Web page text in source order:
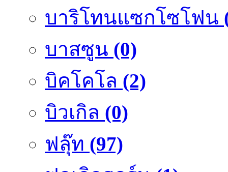
บาริโทนแซกโซโฟน
บาสซูน (0)
บิคโคโล (2)
บิวเกิล (0)
ฟลุ๊ท (97)